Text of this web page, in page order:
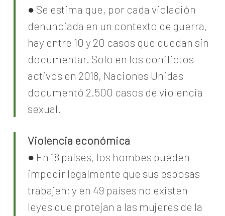
● Se estima que, por cada violación
denunciada en un contexto de guerra,
hay entre 10 y 20 casos que quedan sin
documentar. Solo en los conflictos
activos en 2018, Naciones Unidas
documentó 2.500 casos de violencia
sexual.
Violencia económica
● En 18 países, los hombes pueden
impedir legalmente que sus esposas
trabajen; y en 49 países no existen
leyes que protejan a las mujeres de la